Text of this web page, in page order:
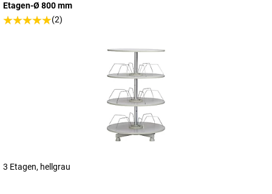
Etagen-Ø 800 mm
(2)
3 Etagen, hellgrau